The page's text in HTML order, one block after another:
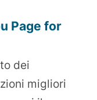
Page for
dei
migliori